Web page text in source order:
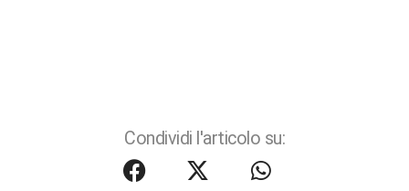
Condividi l'articolo su: